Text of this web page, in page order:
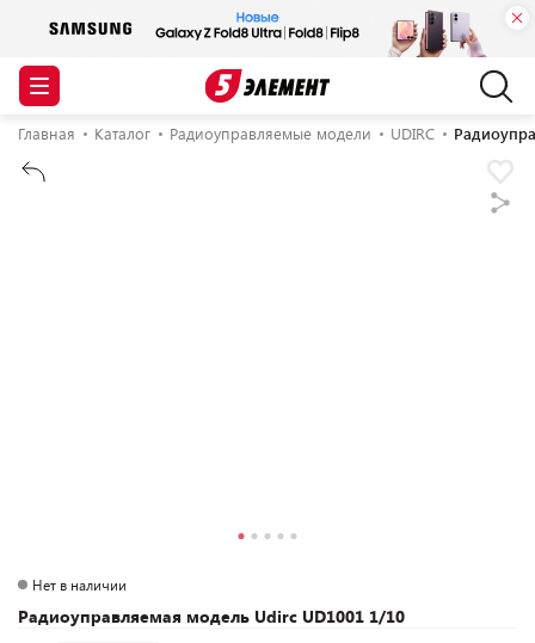
Главная Каталог Радиоуправляемые модели UDIRC
Радиоуправляемая модель Udirc UD1001 1/10
Нет в наличии